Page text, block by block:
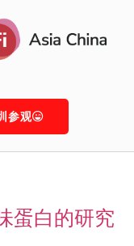
参观
蛋白的研究